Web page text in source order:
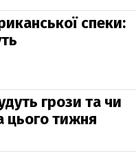
спеки:
грози та чи
цього тижня